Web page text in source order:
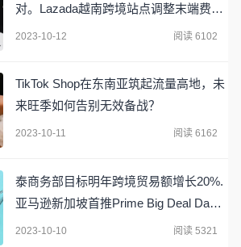
对。Lazada越南跨境站点调整末端费
用。Shopee更新货到付款功能扩大在印
2023-10-12 阅读 6102
TikTok Shop在东南亚筑起流量高地，未
来旺季如何告别无效备战？
2023-10-11 阅读 6162
泰商务部目标明年跨境贸易额增长20%.
亚马逊新加坡首推Prime Big Deal Days
活动。
2023-10-10 阅读 5321